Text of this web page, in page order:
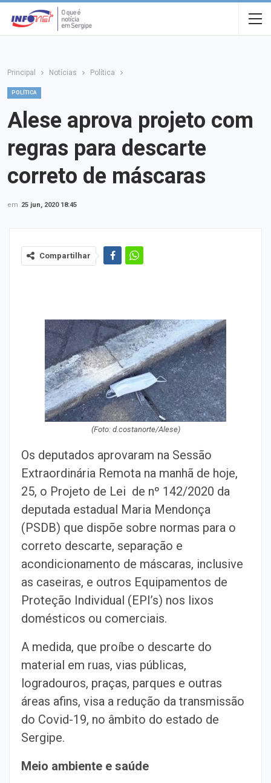
Principal Notícias Política
POLÍTICA
Alese aprova projeto com
regras para descarte
correto de máscaras
em 25 jun, 2020 18:45
Compartilhar
(Foto: d.costanorte/Alese)
Os deputados aprovaram na Sessão
Extraordinária Remota na manhã de hoje,
25, o Projeto de Lei de nº 142/2020 da
deputada estadual Maria Mendonça
(PSDB) que dispõe sobre normas para o
correto descarte, separação e
acondicionamento de máscaras, inclusive
as caseiras, e outros Equipamentos de
Proteção Individual (EPI’s) nos lixos
domésticos ou comerciais.
A medida, que proíbe o descarte do
material em ruas, vias públicas,
logradouros, praças, parques e outras
áreas afins, visa a redução da transmissão
do Covid-19, no âmbito do estado de
Sergipe.
Meio ambiente e saúde